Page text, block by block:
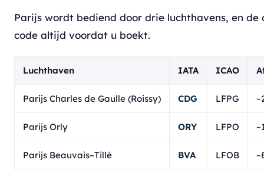
Parijs wordt bediend door drie luchthavens, en
code altijd voordat u boekt.
Luchthaven IATA ICAO
Parijs Charles de Gaulle (Roissy) CDG LFPG
Parijs Orly ORY LFPO
Parijs Beauvais–Tillé BVA LFOB